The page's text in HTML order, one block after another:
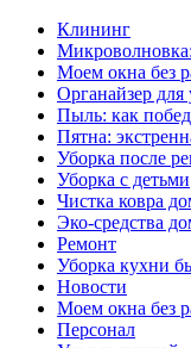
Клининг
Моем окна без
Органайзер для
Пыль: как
Пятна:
Уборка после
Уборка с детьми
Чистка ковра
Эко-средства
Ремонт
Уборка кухни
Новости
Моем окна без
Персонал